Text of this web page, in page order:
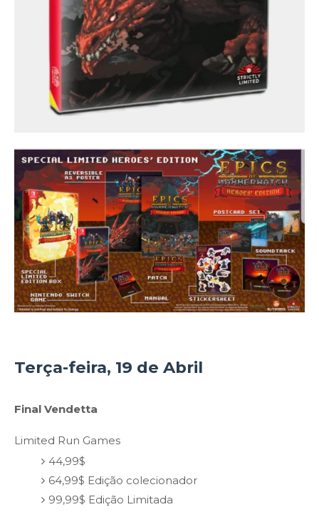
Terça-feira, 19 de Abril
Final Vendetta
Limited Run Games
44,99$
64,99$ Edição colecionador
99,99$ Edição Limitada